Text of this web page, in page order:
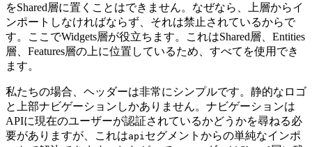
をShared層に置くことはできません。なぜなら、上層からイ
ンポートしなければならず、それは禁止されているからで
す。ここでWidgets層が役立ちます。これはShared層、Entities
層、Features層の上に位置しているため、すべてを使用でき
ます。
私たちの場合、ヘッダーは非常にシンプルです。静的なロゴ
と上部ナビゲーションしかありません。ナビゲーションは
APIに現在のユーザーが認証されているかどうかを尋ねる必
要がありますが、これはapi セグメントからの単純なインポ